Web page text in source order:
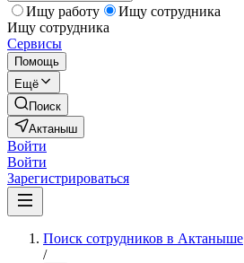
Ищу работу
Ищу сотрудника
Ищу сотрудника
Сервисы
Помощь
Ещё
Поиск
Актаныш
Войти
Войти
Зарегистрироваться
Поиск сотрудников в Актаныше
/